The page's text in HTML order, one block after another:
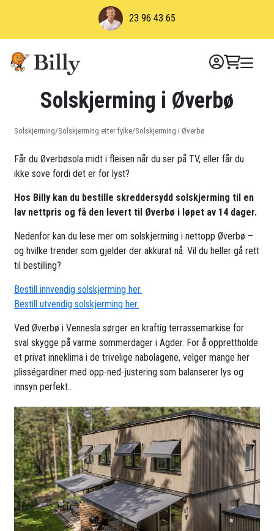
23 96 43 65
Solskjerming i Øverbø
Solskjerming/Solskjerming etter fylke/Solskjerming i Øverbø
Får du Øverbøsola midt i fleisen når du ser på TV, eller får du
ikke sove fordi det er for lyst?
Hos Billy kan du bestille skreddersydd solskjerming til en
lav nettpris og få den levert til Øverbø i løpet av 14 dager.
Nedenfor kan du lese mer om solskjerming i nettopp Øverbø –
og hvilke trender som gjelder der akkurat nå. Vil du heller gå rett
til bestilling?
Bestill innvendig solskjerming her.
Bestill utvendig solskjerming her.
Ved Øverbø i Vennesla sørger en kraftig terrassemarkise for
sval skygge på varme sommerdager i Agder. For å opprettholde
et privat inneklima i de trivelige nabolagene, velger mange her
plisségardiner med opp-ned-justering som balanserer lys og
innsyn perfekt..